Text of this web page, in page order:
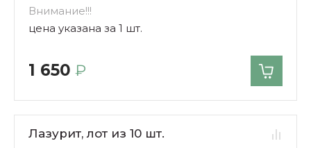
Внимание!!!
цена указана за 1 шт.
1 650 ₽
Лазурит, лот из 10 шт.